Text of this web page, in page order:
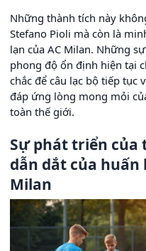
Những thành tích này
Stefano Pioli mà còn là
lạn của AC Milan. Những
phong độ ổn định hiện tại
chắc để câu lạc bộ tiếp
đáp ứng lòng mong mỏi
toàn thế giới.
Sự phát triển của
dẫn dắt của
Milan